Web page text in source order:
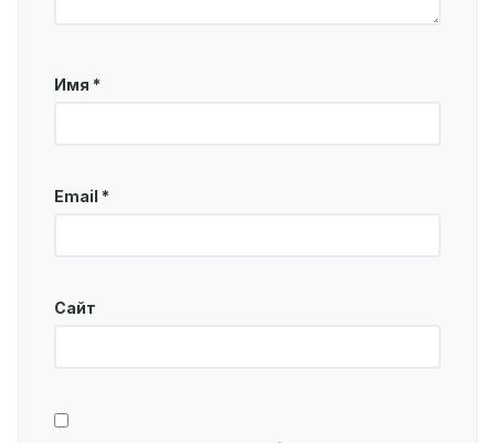
Имя *
Email *
Сайт